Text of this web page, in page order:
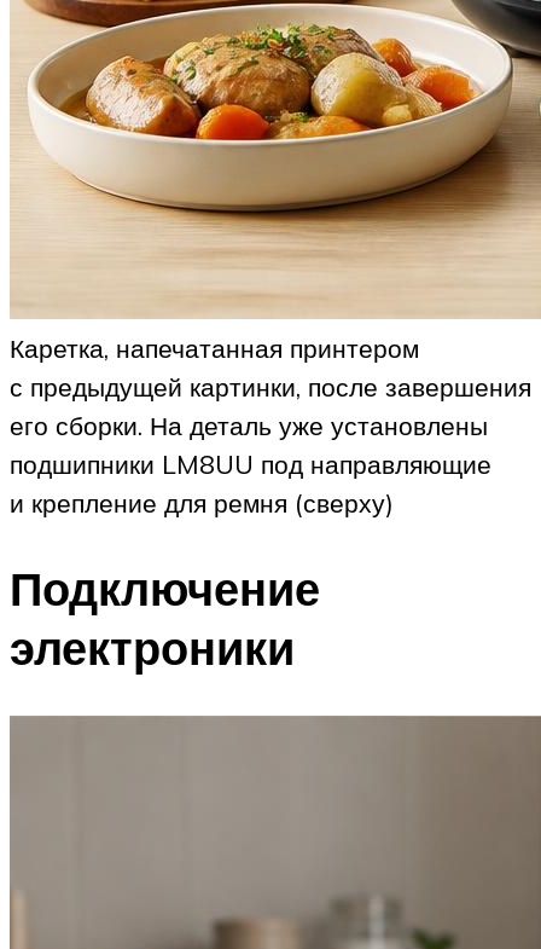
Каретка, напечатанная принтером
с предыдущей картинки, после завершения
его сборки. На деталь уже установлены
подшипники LM8UU под направляющие
и крепление для ремня (сверху)
Подключение
электроники